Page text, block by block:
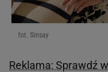
fot. Sinsay
Reklama: Sprawdź